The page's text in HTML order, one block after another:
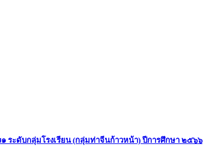
ระดับกลุ่มโรงเรียน (กลุ่มท่าจีนก้าวหน้า) ปีการศึกษา ๒๕๖๖